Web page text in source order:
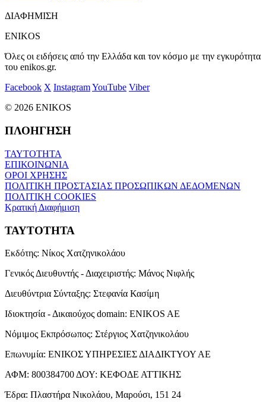
ΔΙΑΦΗΜΙΣΗ
ENIKOS
Όλες οι ειδήσεις από την Ελλάδα και τον κόσμο με την εγκυρότητα
του enikos.gr.
Facebook X InstagramYouTube Viber
© 2026 ENIKOS
ΠΛΟΗΓΗΣΗ
ΤΑΥΤΟΤΗΤΑ
ΕΠΙΚΟΙΝΩΝΙΑ
ΟΡΟΙ ΧΡΗΣΗΣ
ΠΟΛΙΤΙΚΗ ΠΡΟΣΤΑΣΙΑΣ ΠΡΟΣΩΠΙΚΩΝ ΔΕΔΟΜΕΝΩΝ
ΠΟΛΙΤΙΚΗ COOKIES
Κρατική Διαφήμιση
ΤΑΥΤΟΤΗΤΑ
Εκδότης: Νίκος Χατζηνικολάου
Γενικός Διευθυντής - Διαχειριστής: Μάνος Νιφλής
Διευθύντρια Σύνταξης: Στεφανία Κασίμη
Ιδιοκτησία - Δικαιούχος domain: ENIKOS AE
Νόμιμος Εκπρόσωπος: Στέργιος Χατζηνικολάου
Επωνυμία: ΕΝΙΚΟΣ ΥΠΗΡΕΣΙΕΣ ΔΙΑΔΙΚΤΥΟΥ ΑΕ
ΑΦΜ: 800384700 ΔΟΥ: ΚΕΦΟΔΕ ΑΤΤΙΚΗΣ
Έδρα: Πλαστήρα Νικολάου, Μαρούσι, 151 24